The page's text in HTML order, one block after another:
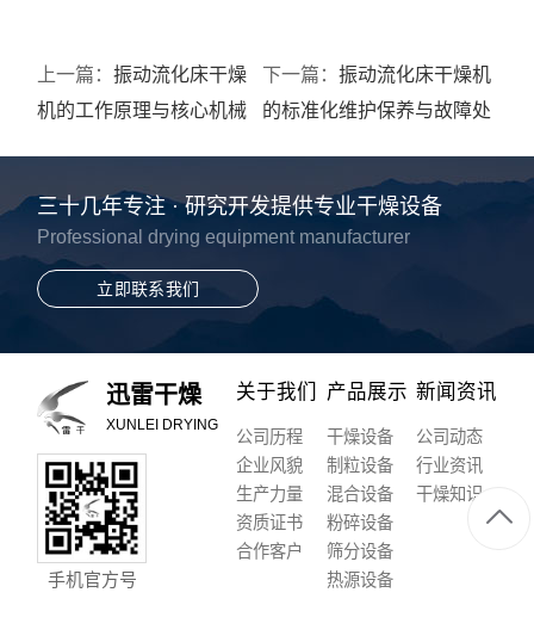
上一篇：振动流化床干燥
机的工作原理与核心机械
下一篇：振动流化床干燥机
的标准化维护保养与故障处
三十几年专注 · 研究开发提供专业干燥设备
Professional drying equipment manufacturer
立即联系我们
迅雷干燥
XUNLEI DRYING
手机官方号
关于我们
公司历程
企业风貌
生产力量
资质证书
合作客户
产品展示
干燥设备
制粒设备
混合设备
粉碎设备
筛分设备
热源设备
新闻资讯
公司动态
行业资讯
干燥知识